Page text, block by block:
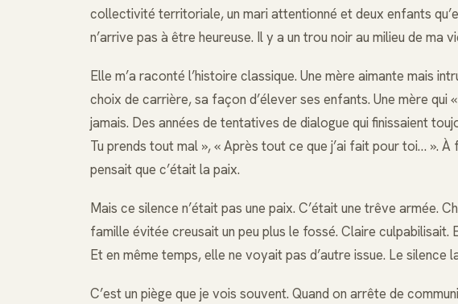
collectivité territoriale, un mari attentionné et deux enfants
n’arrive pas à être heureuse. Il y a un trou noir au milieu de ma
Elle m’a raconté l’histoire classique. Une mère aimante mais
choix de carrière, sa façon d’élever ses enfants. Une mère qui
jamais. Des années de tentatives de dialogue qui finissaient
Tu prends tout mal », « Après tout ce que j’ai fait pour toi… ».
pensait que c’était la paix.
Mais ce silence n’était pas une paix. C’était une trêve armée.
famille évitée creusait un peu plus le fossé. Claire culpabilisait.
Et en même temps, elle ne voyait pas d’autre issue. Le silence
C’est un piège que je vois souvent. Quand on arrête de